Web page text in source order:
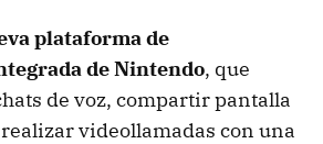
plataforma de
de Nintendo, que
de voz, compartir pantalla
videollamadas con una